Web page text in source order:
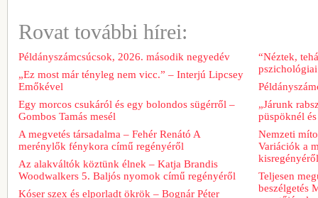
Rovat további hírei:
Példányszámcsúcsok, 2026. második negyedév
„Ez most már tényleg nem vicc.” – Interjú Lipcsey
Emőkével
Egy morcos csukáról és egy bolondos sügérről –
Gombos Tamás mesél
A megvetés társadalma – Fehér Renátó A
merénylők fénykora című regényéről
Az alakváltók köztünk élnek – Katja Brandis
Woodwalkers 5. Baljós nyomok című regényéről
Kóser szex és elporladt ökrök – Bognár Péter
“Néztek,
„Járunk
püspöknél
Nemzeti
Variációk a
kisregényéről
Teljesen
beszélgetés